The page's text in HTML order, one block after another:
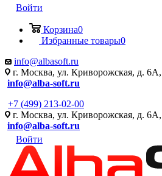
Войти
Корзина0
Избранные товары0
info@albasoft.ru
г. Москва, ул. Криворожская,
info@alba-soft.ru
+7 (499) 213-02-00
г. Москва, ул. Криворожская,
info@alba-soft.ru
Войти